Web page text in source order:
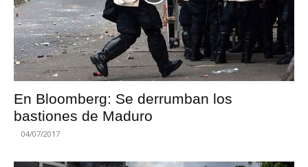
En Bloomberg: Se derrumban los
bastiones de Maduro
- 04/07/2017